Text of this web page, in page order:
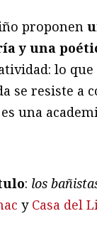
proponen
y una
lo
se resiste a
una
: los
y Casa del